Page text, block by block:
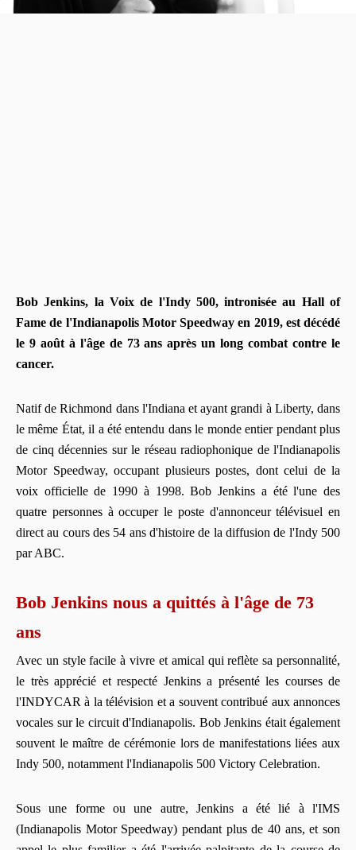
Bob Jenkins, la Voix de l'Indy 500, intronisée au Hall of
Fame de l'Indianapolis Motor Speedway en 2019, est décédé
le 9 août à l'âge de 73 ans après un long combat contre le
cancer.
Natif de Richmond dans l'Indiana et ayant grandi à Liberty, dans
le même État, il a été entendu dans le monde entier pendant plus
de cinq décennies sur le réseau radiophonique de l'Indianapolis
Motor Speedway, occupant plusieurs postes, dont celui de la
voix officielle de 1990 à 1998. Bob Jenkins a été l'une des
quatre personnes à occuper le poste d'annonceur télévisuel en
direct au cours des 54 ans d'histoire de la diffusion de l'Indy 500
par ABC.
Bob Jenkins nous a quittés à l'âge de 73
ans
Avec un style facile à vivre et amical qui reflète sa personnalité,
le très apprécié et respecté Jenkins a présenté les courses de
l'INDYCAR à la télévision et a souvent contribué aux annonces
vocales sur le circuit d'Indianapolis. Bob Jenkins était également
souvent le maître de cérémonie lors de manifestations liées aux
Indy 500, notamment l'Indianapolis 500 Victory Celebration.
Sous une forme ou une autre, Jenkins a été lié à l'IMS
(Indianapolis Motor Speedway) pendant plus de 40 ans, et son